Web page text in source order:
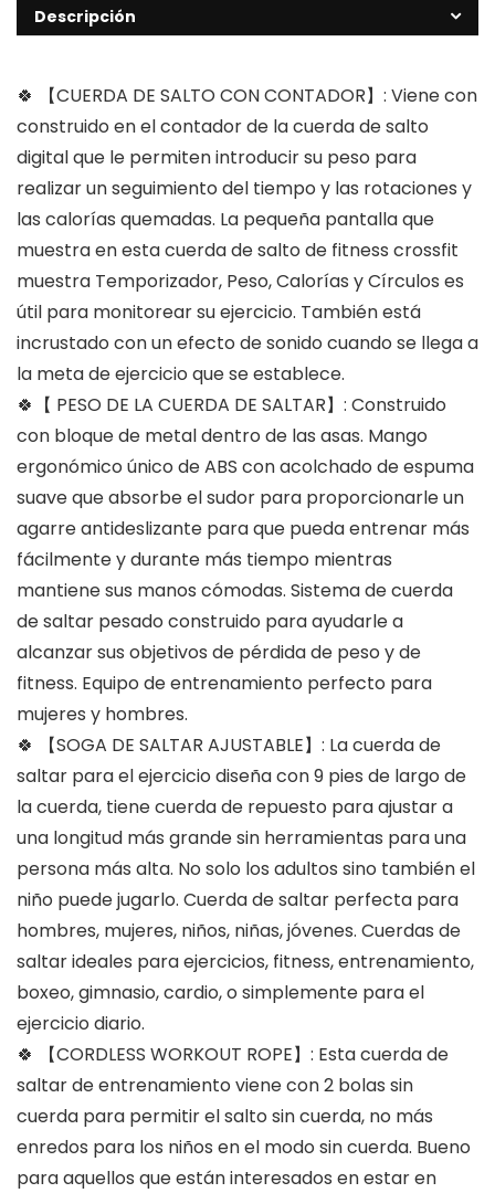
Descripción
🍀 【CUERDA DE SALTO CON CONTADOR】: Viene con
construido en el contador de la cuerda de salto
digital que le permiten introducir su peso para
realizar un seguimiento del tiempo y las rotaciones y
las calorías quemadas. La pequeña pantalla que
muestra en esta cuerda de salto de fitness crossfit
muestra Temporizador, Peso, Calorías y Círculos es
útil para monitorear su ejercicio. También está
incrustado con un efecto de sonido cuando se llega a
la meta de ejercicio que se establece.
🍀【 PESO DE LA CUERDA DE SALTAR】: Construido
con bloque de metal dentro de las asas. Mango
ergonómico único de ABS con acolchado de espuma
suave que absorbe el sudor para proporcionarle un
agarre antideslizante para que pueda entrenar más
fácilmente y durante más tiempo mientras
mantiene sus manos cómodas. Sistema de cuerda
de saltar pesado construido para ayudarle a
alcanzar sus objetivos de pérdida de peso y de
fitness. Equipo de entrenamiento perfecto para
mujeres y hombres.
🍀 【SOGA DE SALTAR AJUSTABLE】: La cuerda de
saltar para el ejercicio diseña con 9 pies de largo de
la cuerda, tiene cuerda de repuesto para ajustar a
una longitud más grande sin herramientas para una
persona más alta. No solo los adultos sino también el
niño puede jugarlo. Cuerda de saltar perfecta para
hombres, mujeres, niños, niñas, jóvenes. Cuerdas de
saltar ideales para ejercicios, fitness, entrenamiento,
boxeo, gimnasio, cardio, o simplemente para el
ejercicio diario.
🍀 【CORDLESS WORKOUT ROPE】: Esta cuerda de
saltar de entrenamiento viene con 2 bolas sin
cuerda para permitir el salto sin cuerda, no más
enredos para los niños en el modo sin cuerda. Bueno
para aquellos que están interesados en estar en